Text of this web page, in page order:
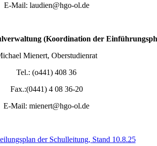
E-Mail: laudien@hgo-ol.de
(Koordination der
Mienert, Oberstudienrat
Tel.: (o441) 408 36
Fax.:(0441) 4 08 36-20
E-Mail: mienert@hgo-ol.de
der Schulleitung, Stand 10.8.25